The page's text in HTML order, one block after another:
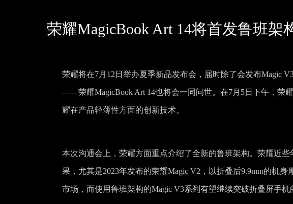
荣耀MagicBook Art 14将首发鲁班
荣耀将在7月12日举办夏季新品发布会，届时除了会发布Magic
——荣耀MagicBook Art 14也将会一同问世。在7月5日下午，荣
耀在产品轻薄性方面的创新技术。
本次沟通会上，荣耀方面重点介绍了全新的鲁班架构。荣耀近
果，尤其是2023年发布的荣耀Magic V2，以折叠后9.9mm的机
市场，而使用鲁班架构的Magic V3系列有望继续突破折叠屏手机